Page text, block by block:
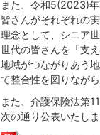
また、令和5(2023)
皆さんがそれぞれの
理念として、シニア
世代の皆さんを「支
地域がつながりあう
て整合性を図りなが
また、介護保険法第
次の通り公表いたしま